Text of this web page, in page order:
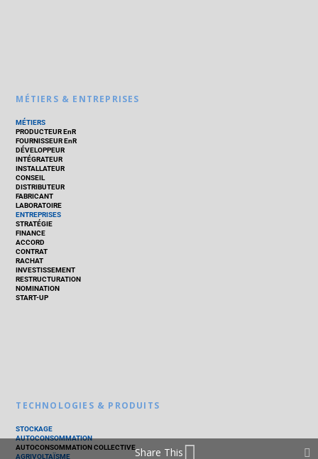
MÉTIERS & ENTREPRISES
MÉTIERS
PRODUCTEUR EnR
FOURNISSEUR EnR
DÉVELOPPEUR
INTÉGRATEUR
INSTALLATEUR
CONSEIL
DISTRIBUTEUR
FABRICANT
LABORATOIRE
ENTREPRISES
STRATÉGIE
FINANCE
ACCORD
CONTRAT
RACHAT
INVESTISSEMENT
RESTRUCTURATION
NOMINATION
START-UP
TECHNOLOGIES & PRODUITS
STOCKAGE
AUTOCONSOMMATION
AUTOCONSOMMATION COLLECTIVE
AGRIVOLTAÏSME
Share This